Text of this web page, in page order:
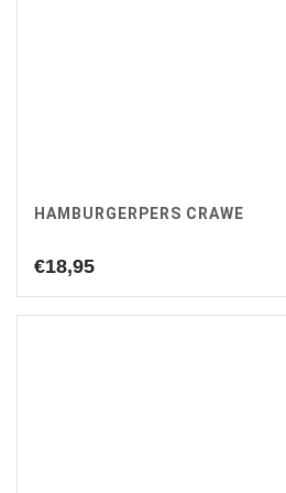
HAMBURGERPERS CRAWE
€18,95